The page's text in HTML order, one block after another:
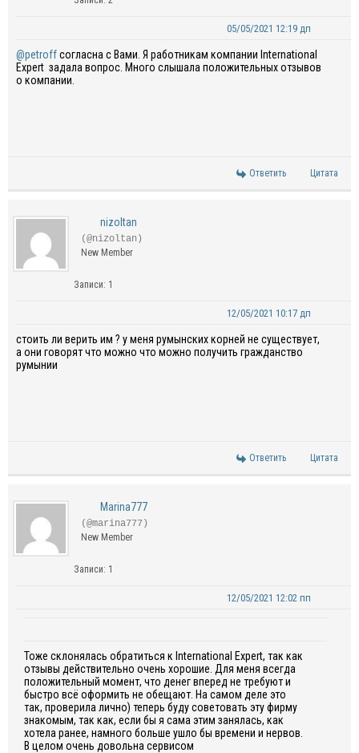
05/05/2021 12:19 дп
@petroffсогласна с Вами. Я работникам компании International
Expert задала вопрос. Много слышала положительных отзывов
о компании.
Ответить Цитата
nizoltan
(@nizoltan)
New Member
Записи: 1
12/05/2021 10:17 дп
стоить ли верить им ? у меня румынских корней не существует,
а они говорят что можно что можно получить гражданство
румынии
Ответить Цитата
Marina777
(@marina777)
New Member
Записи: 1
12/05/2021 12:02 пп
Тоже склонялась обратиться к International Expert, так как
отзывы действительно очень хорошие. Для меня всегда
положительный момент, что денег вперед не требуют и
быстро всё оформить не обещают. На самом деле это
так, проверила лично) теперь буду советовать эту фирму
знакомым, так как, если бы я сама этим занялась, как
хотела ранее, намного больше ушло бы времени и нервов.
В целом очень довольна сервисом